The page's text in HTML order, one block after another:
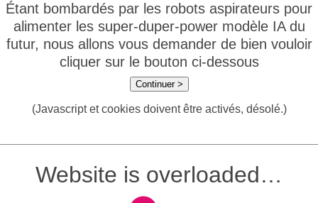
Étant bombardés par les robots aspirateurs pour
alimenter les super-duper-power modèle IA du
futur, nous allons vous demander de bien vouloir
cliquer sur le bouton ci-dessous
Continuer >
(Javascript et cookies doivent être activés, désolé.)
Website is overloaded…